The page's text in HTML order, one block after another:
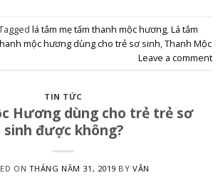
lá tắm mẹ tấm thanh mộc hương Lá tắm
mộc hương dùng cho trẻ sơ sinh Thanh Mộc
Leave a comment
TIN TỨC
Hương dùng cho trẻ trẻ sơ
sinh được không?
ON THÁNG NĂM 31, 2019 BYVÂN